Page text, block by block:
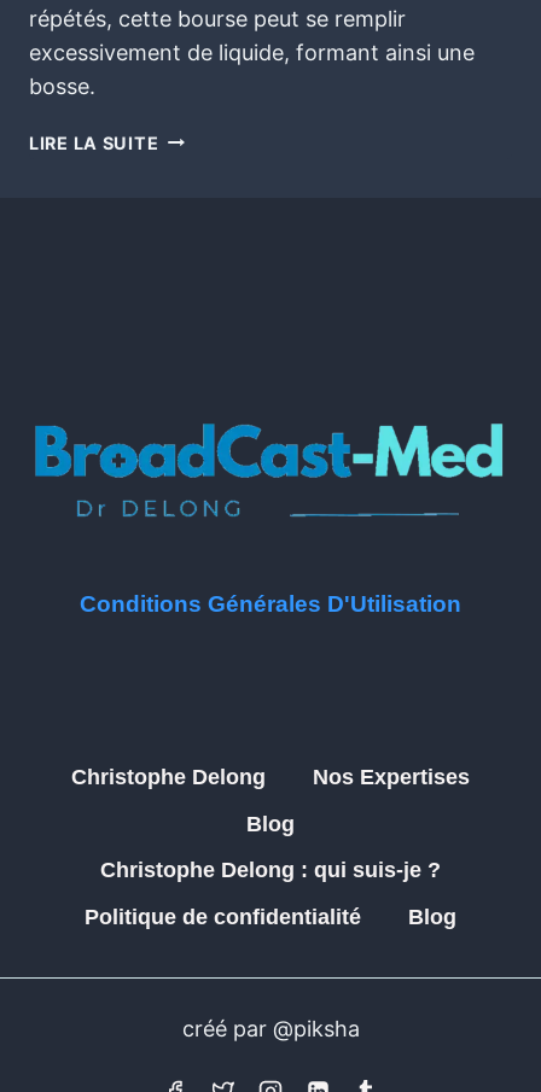
répétés, cette bourse peut se remplir
excessivement de liquide, formant ainsi une
bosse.
LIRE LA SUITE
Conditions Générales D'Utilisation
Christophe Delong
Nos Expertises
Blog
Christophe Delong : qui suis-je ?
Politique de confidentialité
Blog
créé par @piksha